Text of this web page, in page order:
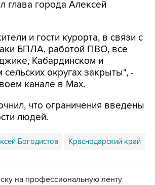
глава города Алексей
и гости курорта, в связи с
БПЛА, работой ПВО, все
Кабардинском и
округах закрыты", -
канале в Max.
что ограничения введены
людей.
Богодистов Краснодарский край
на профессиональную ленту